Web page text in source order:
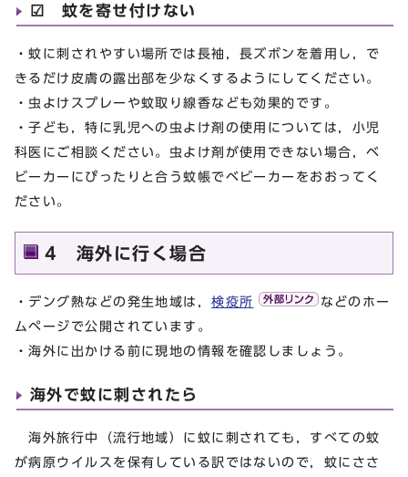
☑ 蚊を寄せ付けない
・蚊に刺されやすい場所では長袖，長ズボンを着用し，で
きるだけ皮膚の露出部を少なくするようにしてください。
・虫よけスプレーや蚊取り線香なども効果的です。
・子ども，特に乳児への虫よけ剤の使用については，小児
科医にご相談ください。虫よけ剤が使用できない場合，ベ
ビーカーにぴったりと合う蚊帳でベビーカーをおおってく
ださい。
4 海外に行く場合
・デング熱などの発生地域は，検疫所
などのホー
ムページで公開されています。
・海外に出かける前に現地の情報を確認しましょう。
海外で蚊に刺されたら
海外旅行中（流行地域）に蚊に刺されても，すべての蚊
が病原ウイルスを保有している訳ではないので，蚊にささ